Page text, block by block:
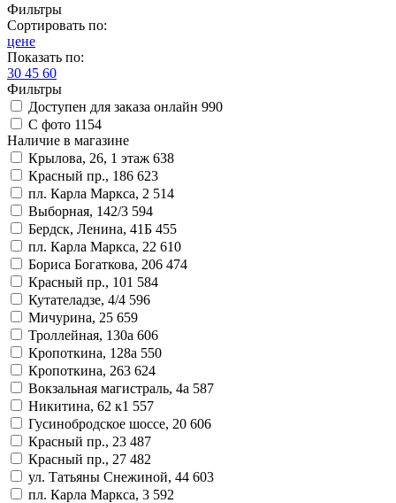
Фильтры
Сортировать по:
цене
Показать по:
30 45 60
Фильтры
Доступен для заказа онлайн 990
С фото 1154
Наличие в магазине
Крылова, 26, 1 этаж 638
Красный пр., 186 623
пл. Карла Маркса, 2 514
Выборная, 142/3 594
Бердск, Ленина, 41Б 455
пл. Карла Маркса, 22 610
Бориса Богаткова, 206 474
Красный пр., 101 584
Кутателадзе, 4/4 596
Мичурина, 25 659
Троллейная, 130а 606
Кропоткина, 128а 550
Кропоткина, 263 624
Вокзальная магистраль, 4а 587
Никитина, 62 к1 557
Гусинобродское шоссе, 20 606
Красный пр., 23 487
Красный пр., 27 482
ул. Татьяны Снежиной, 44 603
пл. Карла Маркса, 3 592